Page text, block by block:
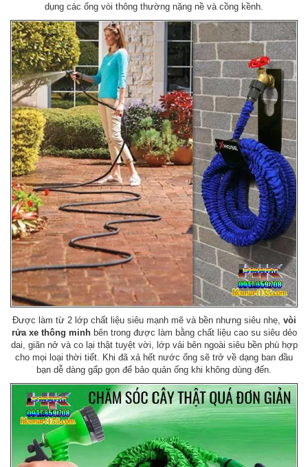
dụng các ống vòi thông thường nặng nề và cồng kềnh.
Được làm từ 2 lớp chất liệu siêu mạnh mẽ và bền nhưng siêu nhẹ, vòi
rửa xe thông minhbên trong được làm bằng chất liệu cao su siêu dẻo
dai, giãn nở và co lại thật tuyệt vời, lớp vải bên ngoài siêu bền phù hợp
cho mọi loại thời tiết. Khi đã xả hết nước ống sẽ trở về dạng ban đầu
bạn dễ dàng gấp gọn để bảo quản ống khi không dùng đến.